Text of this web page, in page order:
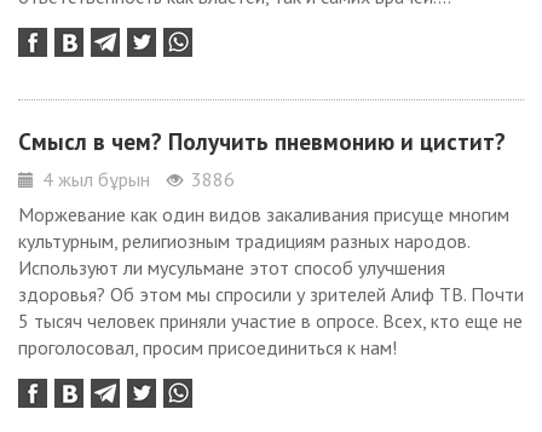
Смысл в чем? Получить пневмонию и цистит?
4 жыл бұрын
3886
Моржевание как один видов закаливания присуще многим
культурным, религиозным традициям разных народов.
Используют ли мусульмане этот способ улучшения
здоровья? Об этом мы спросили у зрителей Алиф ТВ. Почти
5 тысяч человек приняли участие в опросе. Всех, кто еще не
проголосовал, просим присоединиться к нам!